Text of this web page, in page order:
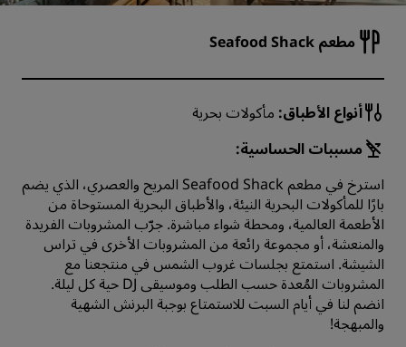
مطعم Seafood Shack
أنواع الأطباق: مأكولات بحرية
مسببات الحساسية:
استرخ في مطعم Seafood Shack المريح والعصري، الذي يضم
بارًا للمأكولات البحرية النيئة، والأطباق البحرية المستوحاة من
الأطعمة العالمية، ومحطة شواء مباشرة. جرّب المشروبات الفريدة
والمنعشة، أو مجموعة رائعة من المشروبات الأخرى في تراس
الشيشة. استمتع بجلسات غروب الشمس في منتجعنا مع
المشروبات المُعدة حسب الطلب وموسيقى DJ حية كل ليلة.
انضم لنا في أيام السبت للاستمتاع بوجبة البرنش الشهية
والمبهجة!